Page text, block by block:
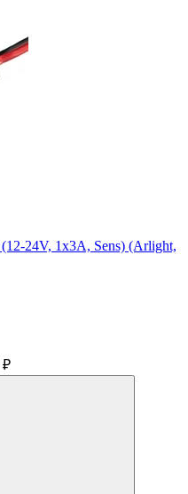
24V, 1x3A, Sens) (Arlight,
₽